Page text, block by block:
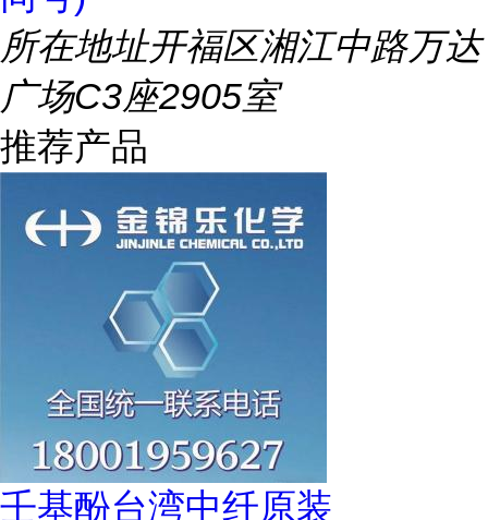
所在地址开福区湘江中路万达
广场C3座2905室
推荐产品
壬基酚台湾中纤原装